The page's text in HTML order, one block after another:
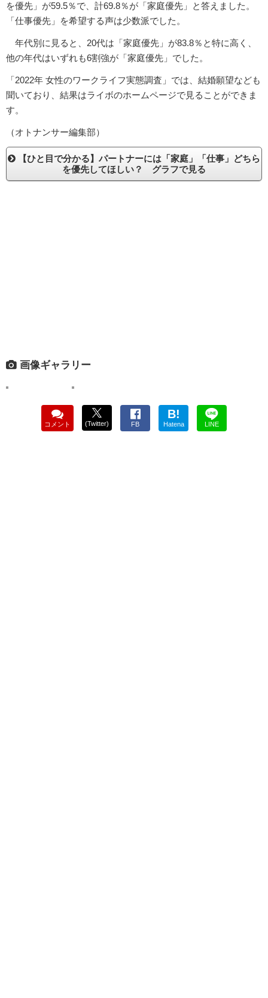
を優先」が59.5％で、計69.8％が「家庭優先」と答えました。
「仕事優先」を希望する声は少数派でした。
年代別に見ると、20代は「家庭優先」が83.8％と特に高く、
他の年代はいずれも6割強が「家庭優先」でした。
「2022年 女性のワークライフ実態調査」では、結婚願望なども
聞いており、結果はライボのホームページで見ることができま
す。
（オトナンサー編集部）
【ひと目で分かる】パートナーには「家庭」「仕事」どちら
を優先してほしい？ グラフで見る
画像ギャラリー
コメント (Twitter) FB
B!
Hatena LINE